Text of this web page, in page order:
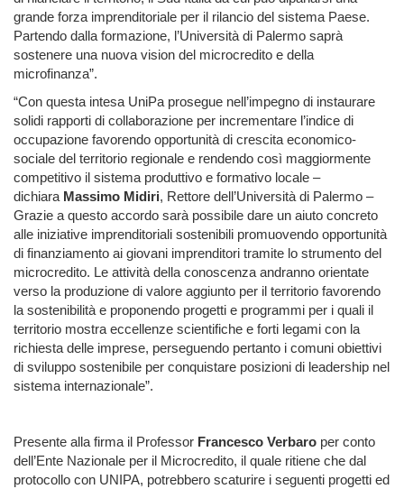
grande forza imprenditoriale per il rilancio del sistema Paese.
Partendo dalla formazione, l’Università di Palermo saprà
sostenere una nuova vision del microcredito e della
microfinanza”.
“Con questa intesa UniPa prosegue nell’impegno di instaurare
solidi rapporti di collaborazione per incrementare l’indice di
occupazione favorendo opportunità di crescita economico-
sociale del territorio regionale e rendendo così maggiormente
competitivo il sistema produttivo e formativo locale –
dichiara Massimo Midiri, Rettore dell’Università di Palermo –
Grazie a questo accordo sarà possibile dare un aiuto concreto
alle iniziative imprenditoriali sostenibili promuovendo opportunità
di finanziamento ai giovani imprenditori tramite lo strumento del
microcredito. Le attività della conoscenza andranno orientate
verso la produzione di valore aggiunto per il territorio favorendo
la sostenibilità e proponendo progetti e programmi per i quali il
territorio mostra eccellenze scientifiche e forti legami con la
richiesta delle imprese, perseguendo pertanto i comuni obiettivi
di sviluppo sostenibile per conquistare posizioni di leadership nel
sistema internazionale”.
Presente alla firma il Professor Francesco Verbaro per conto
dell’Ente Nazionale per il Microcredito, il quale ritiene che dal
protocollo con UNIPA, potrebbero scaturire i seguenti progetti ed